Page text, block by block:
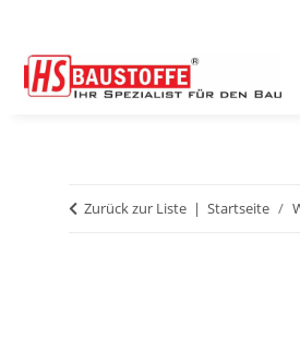
Zurück zur Liste Startseite